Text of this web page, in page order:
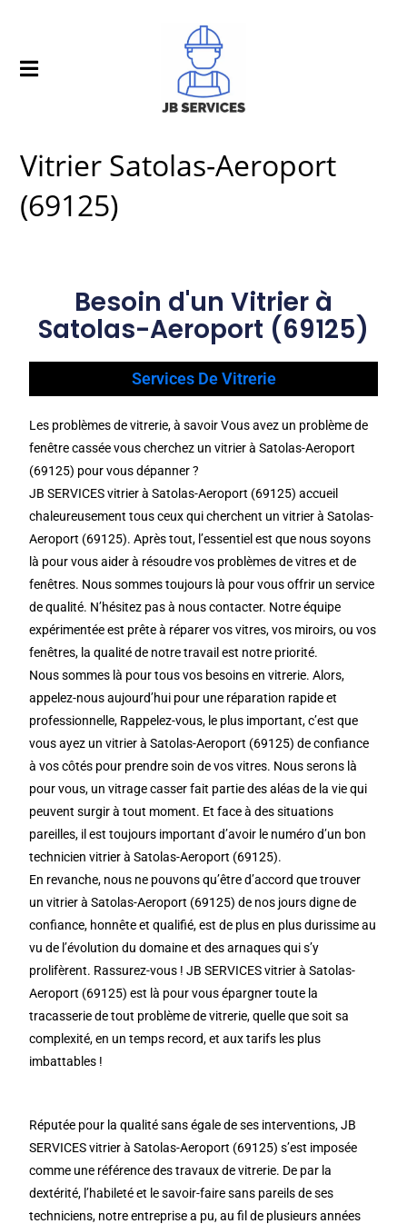
Vitrier Satolas-Aeroport
(69125)
Besoin d'un Vitrier à
Satolas-Aeroport (69125)
Services De Vitrerie
Les problèmes de vitrerie, à savoir Vous avez un problème de
fenêtre cassée vous cherchez un vitrier à Satolas-Aeroport
(69125) pour vous dépanner ?
JB SERVICES vitrier à Satolas-Aeroport (69125) accueil
chaleureusement tous ceux qui cherchent un vitrier à Satolas-
Aeroport (69125). Après tout, l’essentiel est que nous soyons
là pour vous aider à résoudre vos problèmes de vitres et de
fenêtres. Nous sommes toujours là pour vous offrir un service
de qualité. N’hésitez pas à nous contacter. Notre équipe
expérimentée est prête à réparer vos vitres, vos miroirs, ou vos
fenêtres, la qualité de notre travail est notre priorité.
Nous sommes là pour tous vos besoins en vitrerie. Alors,
appelez-nous aujourd’hui pour une réparation rapide et
professionnelle, Rappelez-vous, le plus important, c’est que
vous ayez un vitrier à Satolas-Aeroport (69125) de confiance
à vos côtés pour prendre soin de vos vitres. Nous serons là
pour vous, un vitrage casser fait partie des aléas de la vie qui
peuvent surgir à tout moment. Et face à des situations
pareilles, il est toujours important d’avoir le numéro d’un bon
technicien vitrier à Satolas-Aeroport (69125).
En revanche, nous ne pouvons qu’être d’accord que trouver
un vitrier à Satolas-Aeroport (69125) de nos jours digne de
confiance, honnête et qualifié, est de plus en plus durissime au
vu de l’évolution du domaine et des arnaques qui s’y
prolifèrent. Rassurez-vous ! JB SERVICES vitrier à Satolas-
Aeroport (69125) est là pour vous épargner toute la
tracasserie de tout problème de vitrerie, quelle que soit sa
complexité, en un temps record, et aux tarifs les plus
imbattables !
Réputée pour la qualité sans égale de ses interventions, JB
SERVICES vitrier à Satolas-Aeroport (69125) s’est imposée
comme une référence des travaux de vitrerie. De par la
dextérité, l’habileté et le savoir-faire sans pareils de ses
techniciens, notre entreprise a pu, au fil de plusieurs années